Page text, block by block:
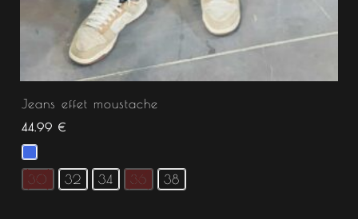
Jeans effet moustache
44.99 €
30 32 34 36 38